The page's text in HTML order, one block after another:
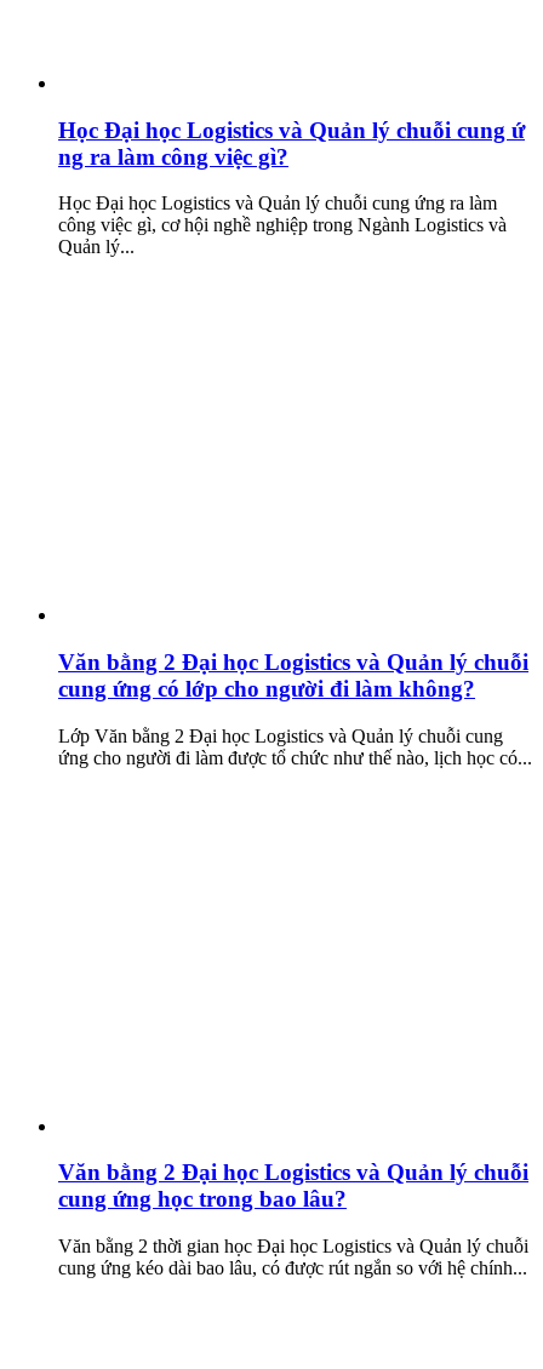
Học Đại học Logistics và Quản lý chuỗi cung ứ
ng ra làm công việc gì?
Học Đại học Logistics và Quản lý chuỗi cung ứng ra làm
công việc gì, cơ hội nghề nghiệp trong Ngành Logistics và
Quản lý...
Văn bằng 2 Đại học Logistics và Quản lý chuỗi
cung ứng có lớp cho người đi làm không?
Lớp Văn bằng 2 Đại học Logistics và Quản lý chuỗi cung
ứng cho người đi làm được tổ chức như thế nào, lịch học có...
Văn bằng 2 Đại học Logistics và Quản lý chuỗi
cung ứng học trong bao lâu?
Văn bằng 2 thời gian học Đại học Logistics và Quản lý chuỗi
cung ứng kéo dài bao lâu, có được rút ngắn so với hệ chính...